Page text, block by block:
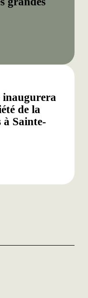
inaugurera
de la
Sainte-